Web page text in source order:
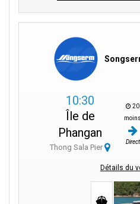
10:30
Île de
Phangan
Thong Sala Pier
20
moins
Direct
Détails du